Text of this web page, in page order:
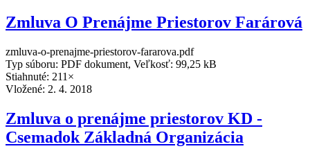
Zmluva O Prenájme Priestorov Farárová
zmluva-o-prenajme-priestorov-fararova.pdf
Typ súboru: PDF dokument, Veľkosť: 99,25 kB
Stiahnuté: 211×
Vložené: 2. 4. 2018
Zmluva o prenájme priestorov KD -
Csemadok Základná Organizácia